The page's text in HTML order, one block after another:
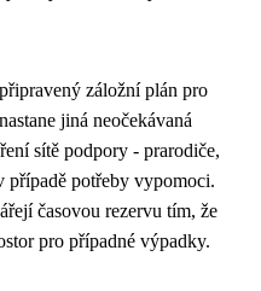
záložní plán pro
jiná neočekávaná
sítě podpory - prarodiče,
případě potřeby vypomoci.
časovou rezervu tím, že
pro případné výpadky.